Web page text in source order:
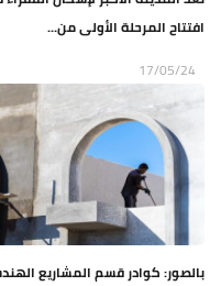
افتتاح المرحلة الأولى من...
17/05/24
بالصور: كوادر قسم المشاريع